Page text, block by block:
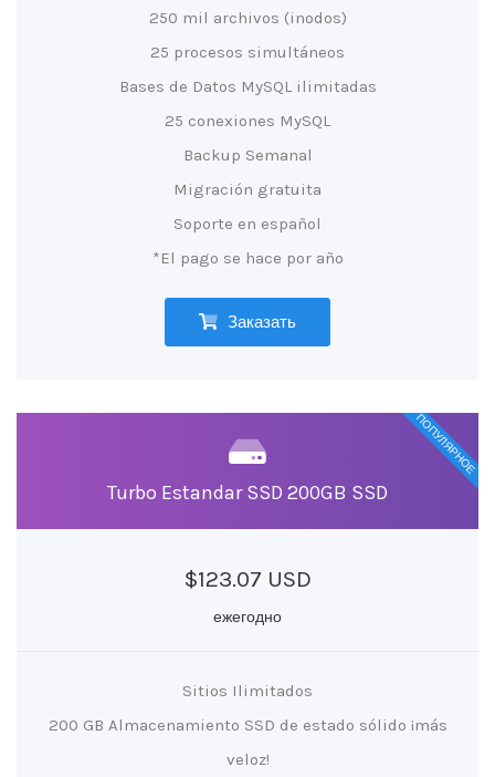
250 mil archivos (inodos)
25 procesos simultáneos
Bases de Datos MySQL ilimitadas
25 conexiones MySQL
Backup Semanal
Migración gratuita
Soporte en español
*El pago se hace por año
Заказать
ПОПУЛЯРНОЕ
Turbo Estandar SSD 200GB SSD
$123.07 USD
ежегодно
Sitios Ilimitados
200 GB Almacenamiento SSD de estado sólido ¡más
veloz!